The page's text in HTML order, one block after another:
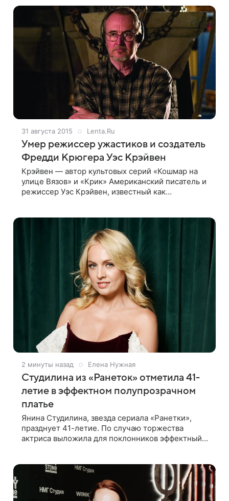
смотрим, как они изменились
31 августа 2015 Lenta.Ru
Умер режиссер ужастиков и создатель
Фредди Крюгера Уэс Крэйвен
Крэйвен — автор культовых серий «Кошмар на
улице Вязов» и «Крик» Американский писатель и
режиссер Уэс Крэйвен, известный как
2 минуты назад Елена Нужная
Студилина из «Ранеток» отметила 41-
летие в эффектном полупрозрачном
платье
Янина Студилина, звезда сериала «Ранетки»,
празднует 41-летие. По случаю торжества
актриса выложила для поклонников эффектный